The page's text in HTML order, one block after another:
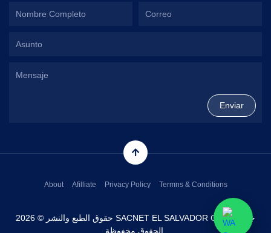
حقوق الطبع والنشر © 2026 SACNET EL SALVADOR CORP. جميع
About Afilliate Privacy Policy Termns & Conditions